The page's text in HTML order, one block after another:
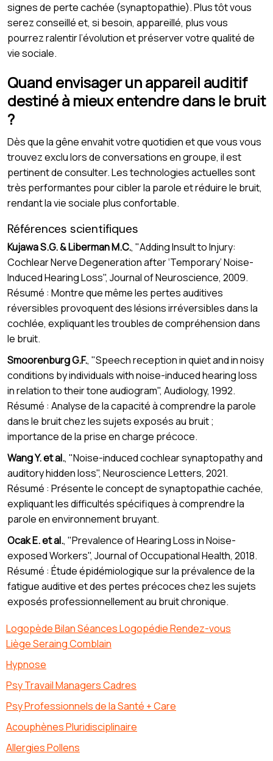
signes de perte cachée (synaptopathie). Plus tôt vous
serez conseillé et, si besoin, appareillé, plus vous
pourrez ralentir l’évolution et préserver votre qualité de
vie sociale.
Quand envisager un appareil auditif
destiné à mieux entendre dans le bruit
?
Dès que la gêne envahit votre quotidien et que vous vous
trouvez exclu lors de conversations en groupe, il est
pertinent de consulter. Les technologies actuelles sont
très performantes pour cibler la parole et réduire le bruit,
rendant la vie sociale plus confortable.
Références scientifiques
Kujawa S.G. & Liberman M.C., "Adding Insult to Injury:
Cochlear Nerve Degeneration after ‘Temporary’ Noise-
Induced Hearing Loss", Journal of Neuroscience, 2009.
Résumé : Montre que même les pertes auditives
réversibles provoquent des lésions irréversibles dans la
cochlée, expliquant les troubles de compréhension dans
le bruit.
Smoorenburg G.F., "Speech reception in quiet and in noisy
conditions by individuals with noise-induced hearing loss
in relation to their tone audiogram", Audiology, 1992.
Résumé : Analyse de la capacité à comprendre la parole
dans le bruit chez les sujets exposés au bruit ;
importance de la prise en charge précoce.
Wang Y. et al., "Noise-induced cochlear synaptopathy and
auditory hidden loss", Neuroscience Letters, 2021.
Résumé : Présente le concept de synaptopathie cachée,
expliquant les difficultés spécifiques à comprendre la
parole en environnement bruyant.
Ocak E. et al., "Prevalence of Hearing Loss in Noise-
exposed Workers", Journal of Occupational Health, 2018.
Résumé : Étude épidémiologique sur la prévalence de la
fatigue auditive et des pertes précoces chez les sujets
exposés professionnellement au bruit chronique.
Logopède Bilan Séances Logopédie Rendez-vous
Liège Seraing Comblain
Hypnose
Psy Travail Managers Cadres
Psy Professionnels de la Santé + Care
Acouphènes Pluridisciplinaire
Allergies Pollens